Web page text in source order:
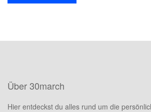
Über 30march
Hier entdeckst du alles rund um die